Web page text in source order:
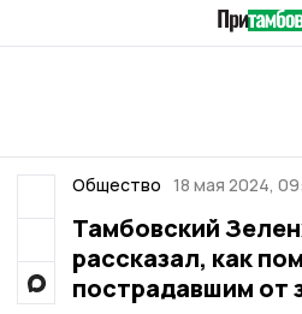
Общество 18 мая 2024,
Тамбовский
рассказал, как
пострадавшим от